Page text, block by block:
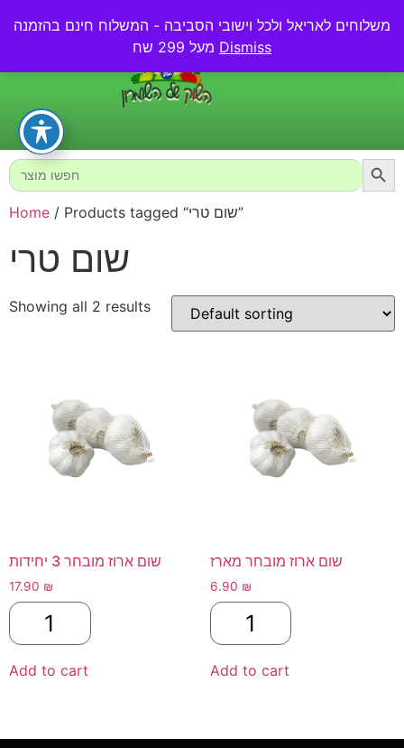
משלוחים לאריאל ולכל וישובי הסביבה - המשלוח חינם בהזמנה
Dismiss
0.00₪
Search
for:
Home / Products tagged “שום טרי”
שום טרי
Showing all 2 results
שום ארוז מובחר 3 יחידות
17.90 ₪
Add to cart
שום ארוז מובחר מארז
6.90 ₪
Add to cart